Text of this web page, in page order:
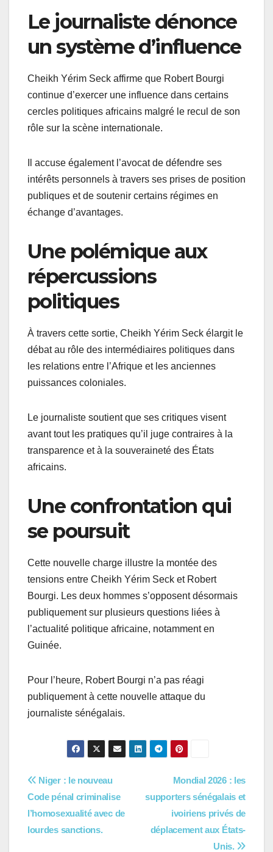
Le journaliste dénonce
un système d’influence
Cheikh Yérim Seck affirme que Robert Bourgi
continue d’exercer une influence dans certains
cercles politiques africains malgré le recul de son
rôle sur la scène internationale.
Il accuse également l’avocat de défendre ses
intérêts personnels à travers ses prises de position
publiques et de soutenir certains régimes en
échange d’avantages.
Une polémique aux
répercussions
politiques
À travers cette sortie, Cheikh Yérim Seck élargit le
débat au rôle des intermédiaires politiques dans
les relations entre l’Afrique et les anciennes
puissances coloniales.
Le journaliste soutient que ses critiques visent
avant tout les pratiques qu’il juge contraires à la
transparence et à la souveraineté des États
africains.
Une confrontation qui
se poursuit
Cette nouvelle charge illustre la montée des
tensions entre Cheikh Yérim Seck et Robert
Bourgi. Les deux hommes s’opposent désormais
publiquement sur plusieurs questions liées à
l’actualité politique africaine, notamment en
Guinée.
Pour l’heure, Robert Bourgi n’a pas réagi
publiquement à cette nouvelle attaque du
journaliste sénégalais.
Navigation
de
l’article
Mondial 2026 : les
supporters sénégalais et
ivoiriens privés de
déplacement aux États-
Unis.
Niger : le nouveau
Code pénal criminalise
l’homosexualité avec de
lourdes sanctions.